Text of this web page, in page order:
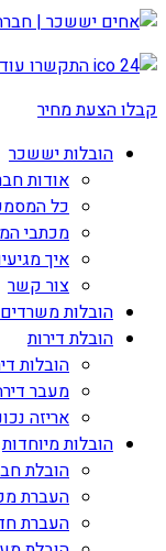
התקשרו
קבלו הצעת מחיר
הובלות יששכר
אודות
כל
מכתבי
איך
צור קשר
הובלות משרדים
הובלת דירות
הובלות
מעבר
אריזה
הובלות מיוחדות
הובלת
העברת
העברת